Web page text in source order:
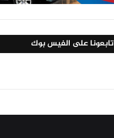
تابعونا على الفيس بوك